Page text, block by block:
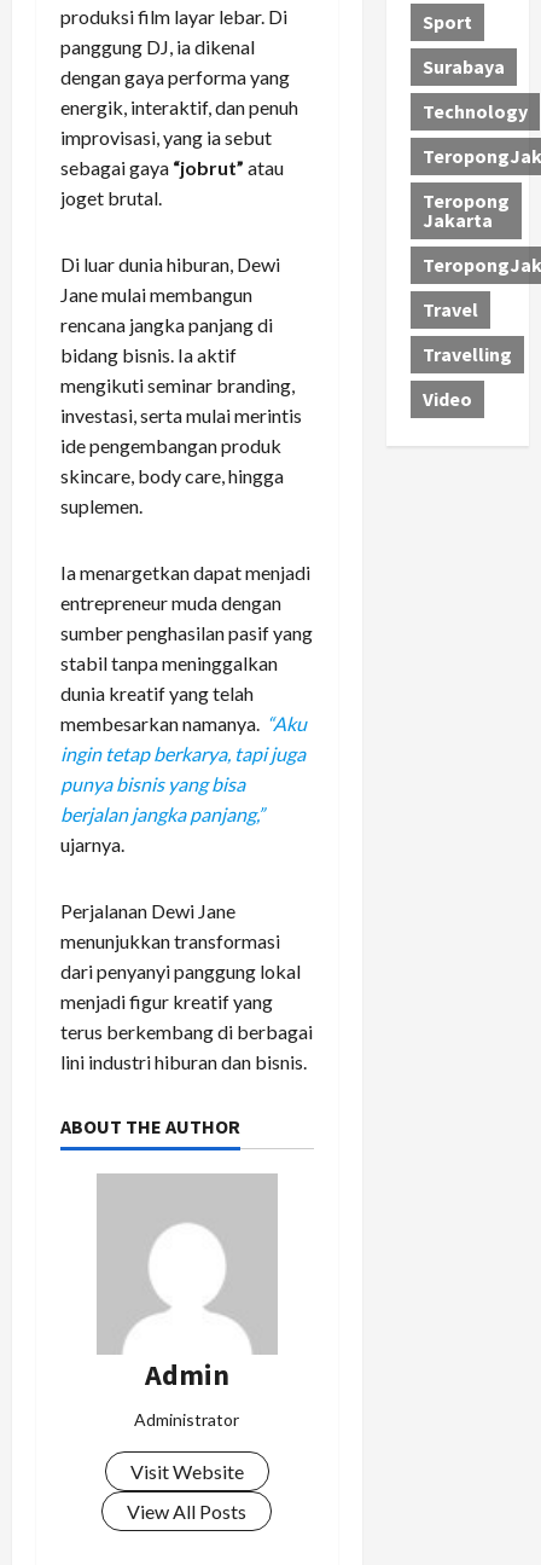
produksi film layar lebar. Di
panggung DJ, ia dikenal
dengan gaya performa yang
energik, interaktif, dan penuh
improvisasi, yang ia sebut
sebagai gaya “jobrut” atau
joget brutal.
Di luar dunia hiburan, Dewi
Jane mulai membangun
rencana jangka panjang di
bidang bisnis. Ia aktif
mengikuti seminar branding,
investasi, serta mulai merintis
ide pengembangan produk
skincare, body care, hingga
suplemen.
Ia menargetkan dapat menjadi
entrepreneur muda dengan
sumber penghasilan pasif yang
stabil tanpa meninggalkan
dunia kreatif yang telah
membesarkan namanya. “Aku
ingin tetap berkarya, tapi juga
punya bisnis yang bisa
berjalan jangka panjang,”
ujarnya.
Perjalanan Dewi Jane
menunjukkan transformasi
dari penyanyi panggung lokal
menjadi figur kreatif yang
terus berkembang di berbagai
lini industri hiburan dan bisnis.
ABOUT THE AUTHOR
Admin
Administrator
Visit Website
View All Posts
Sport
Surabaya
Technology
Teropong
Jakarta
Travel
Travelling
Video